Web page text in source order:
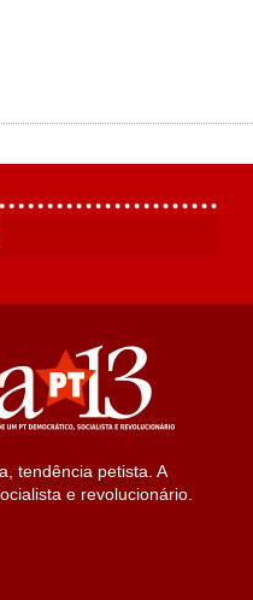
tendência petista. A
e revolucionário.